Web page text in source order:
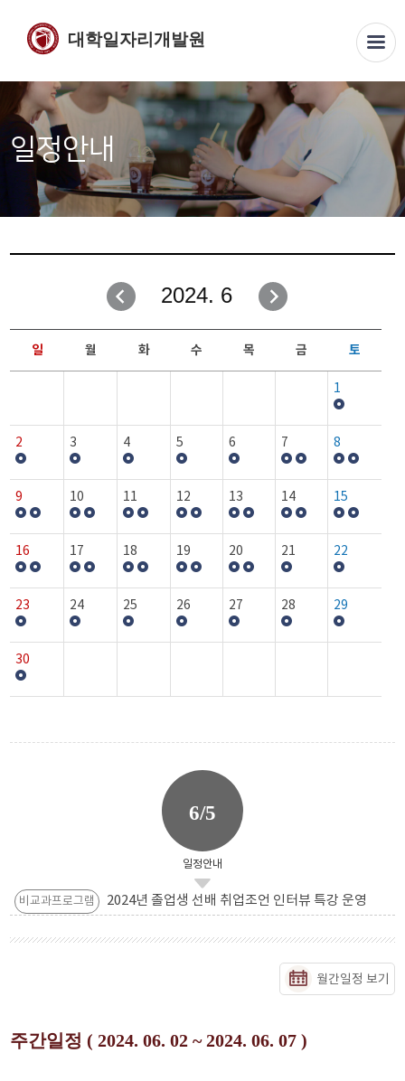
대학일자리개발원
일정안내
2024. 6
일 월 화 수 목 금 토
1
2 3 4 5 6 7 8
9 10 11 12 13 14 15
16 17 18 19 20 21 22
23 24 25 26 27 28 29
30
6/5
일정안내
비교과프로그램 2024년 졸업생 선배 취업조언 인터뷰 특강 운영
월간일정 보기
주간일정 ( 2024. 06. 02 ~ 2024. 06. 07 )